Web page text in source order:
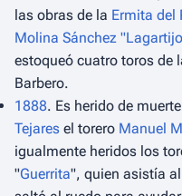
las obras de la Ermita del
Molina Sánchez
estoqueó cuatro toros de
Barbero.
1888. Es herido de
Tejares el torero Manuel
igualmente heridos los
"Guerrita", quien asistía